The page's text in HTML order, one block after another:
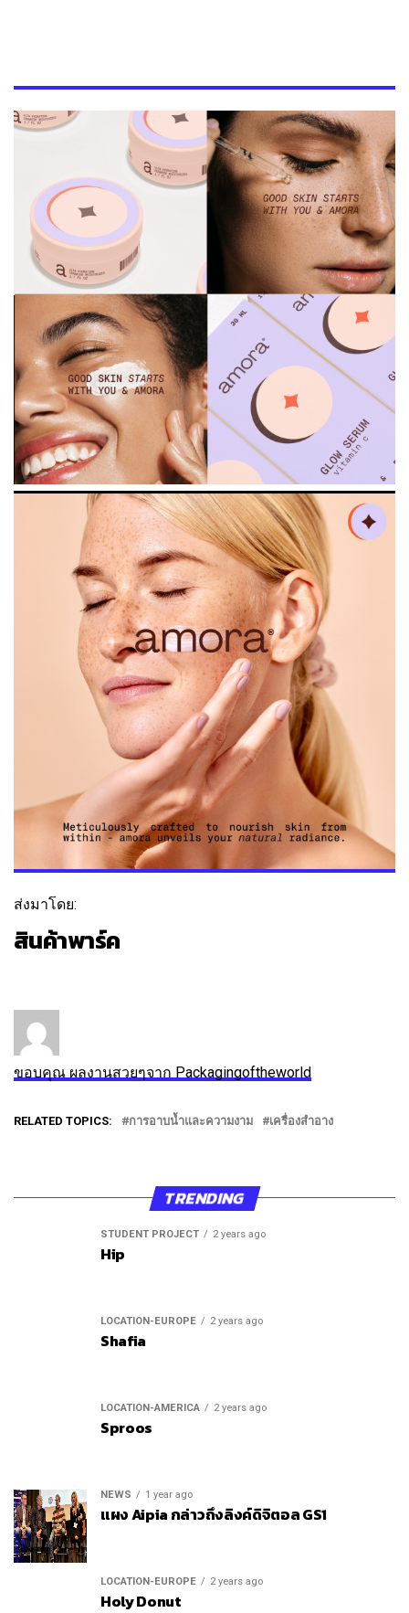
ส่งมาโดย:
สินค้าพาร์ค
ขอบคุณ ผลงานสวยๆจาก Packagingoftheworld
RELATED TOPICS: การอาบน้ำและความงาม เครื่องสำอาง
TRENDING
STUDENT PROJECT 2 years ago
Hip
LOCATION-EUROPE 2 years ago
Shafia
LOCATION-AMERICA 2 years ago
Sproos
NEWS 1 year ago
แผง Aipia กล่าวถึงลิงค์ดิจิตอล GS1
LOCATION-EUROPE 2 years ago
Holy Donut